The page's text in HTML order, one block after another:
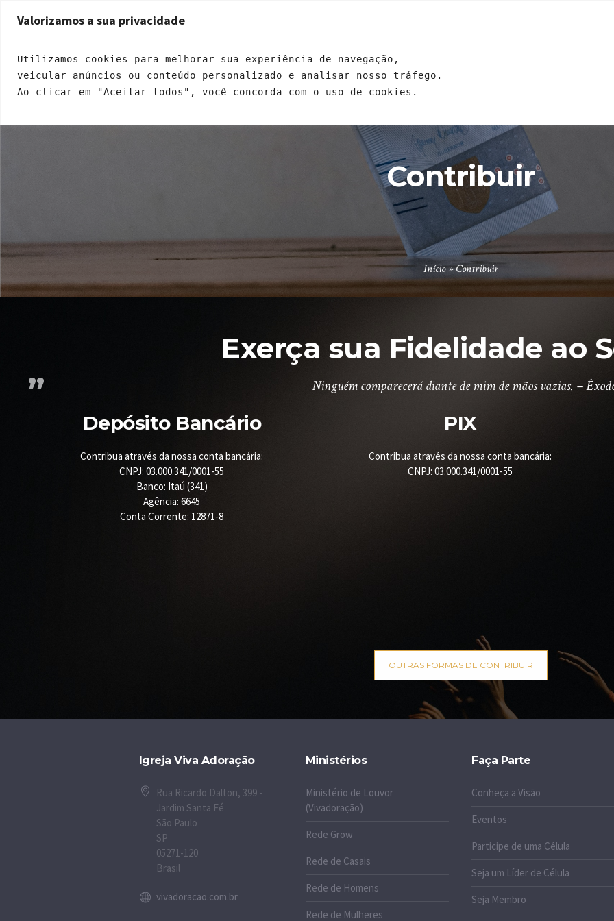
Valorizamos a sua privacidade
Utilizamos cookies para melhorar sua experiência de navegação,
veicular anúncios ou conteúdo personalizado e analisar nosso tráfego.
Ao clicar em "Aceitar todos", você concorda com o uso de cookies.
INÍCIO QUEM SOMOS AGENDA EVENTOS
Contribuir
Início»Contribuir
Exerça sua Fidelidade ao
Ninguém comparecerá diante de mim de mãos vazias. –
Depósito Bancário
Contribua através da nossa conta bancária:
CNPJ: 03.000.341/0001-55
Banco: Itaú (341)
Agência: 6645
Conta Corrente: 12871-8
PIX
Contribua através da nossa conta bancária:
CNPJ: 03.000.341/0001-55
OUTRAS FORMAS DE CONTRIBUIR
Igreja Viva Adoração
Rua Ricardo Dalton, 399 -
Jardim Santa Fé
São Paulo
SP
05271-120
Brasil
vivadoracao.com.br
Ministérios
Ministério de Louvor
(Vivadoração)
Rede Grow
Rede de Casais
Rede de Homens
Rede de Mulheres
Faça Parte
Conheça a Visão
Eventos
Participe de uma Célula
Seja um Líder de Célula
Seja Membro